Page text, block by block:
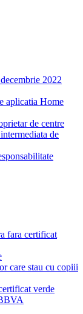
2022
aplicatia Home
de centre
de
fara certificat
care stau cu copiii
verde